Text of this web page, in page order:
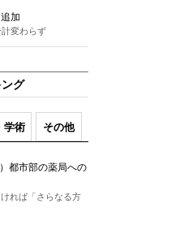
加
変わらず
グ
学術 その他
都市部の薬局への
れば「さらなる方